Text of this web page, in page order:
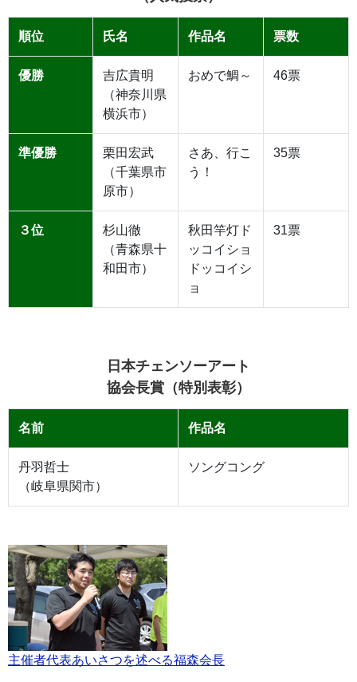
順位 氏名 作品名 票数
優勝
吉広貴明
（神奈川県
横浜市）
おめで鯛～ 46票
準優勝
栗田宏武
（千葉県市
原市）
さあ、行こ
う！
35票
３位
杉山徹
（青森県十
和田市）
秋田竿灯ド
ッコイショ
ドッコイシ
ョ
31票
日本チェンソーアート
協会長賞（特別表彰）
名前 作品名
丹羽哲士
（岐阜県関市）
ソングコング
主催者代表あいさつを述べる福森会長